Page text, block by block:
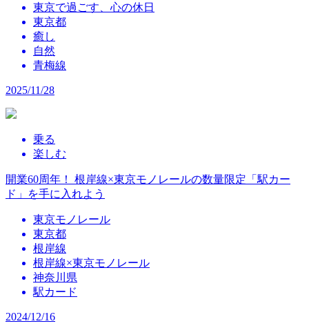
東京で過ごす、心の休日
東京都
癒し
自然
青梅線
2025/11/28
乗る
楽しむ
開業60周年！ 根岸線×東京モノレールの数量限定「駅カー
ド」を手に入れよう
東京モノレール
東京都
根岸線
根岸線×東京モノレール
神奈川県
駅カード
2024/12/16